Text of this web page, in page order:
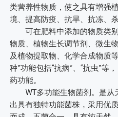
类营养性物质，使之具有增强
境、提高防疫、抗旱、抗冻、
可在肥料中添加的物质类别
物质、植物生长调节剂、微生
及植物提取物、化学合成物质
种”功能包括“抗病”、“抗虫”等
药功能。
WT多功能生物菌剂。是从
出具有独特功能菌株，采用优